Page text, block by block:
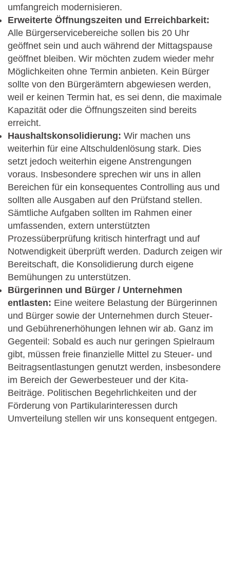
umfangreich modernisieren.
Erweiterte Öffnungszeiten und Erreichbarkeit:
Alle Bürgerservicebereiche sollen bis 20 Uhr
geöffnet sein und auch während der Mittagspause
geöffnet bleiben. Wir möchten zudem wieder mehr
Möglichkeiten ohne Termin anbieten. Kein Bürger
sollte von den Bürgerämtern abgewiesen werden,
weil er keinen Termin hat, es sei denn, die maximale
Kapazität oder die Öffnungszeiten sind bereits
erreicht.
Haushaltskonsolidierung: Wir machen uns
weiterhin für eine Altschuldenlösung stark. Dies
setzt jedoch weiterhin eigene Anstrengungen
voraus. Insbesondere sprechen wir uns in allen
Bereichen für ein konsequentes Controlling aus und
sollten alle Ausgaben auf den Prüfstand stellen.
Sämtliche Aufgaben sollten im Rahmen einer
umfassenden, extern unterstützten
Prozessüberprüfung kritisch hinterfragt und auf
Notwendigkeit überprüft werden. Dadurch zeigen wir
Bereitschaft, die Konsolidierung durch eigene
Bemühungen zu unterstützen.
Bürgerinnen und Bürger / Unternehmen
entlasten: Eine weitere Belastung der Bürgerinnen
und Bürger sowie der Unternehmen durch Steuer-
und Gebührenerhöhungen lehnen wir ab. Ganz im
Gegenteil: Sobald es auch nur geringen Spielraum
gibt, müssen freie finanzielle Mittel zu Steuer- und
Beitragsentlastungen genutzt werden, insbesondere
im Bereich der Gewerbesteuer und der Kita-
Beiträge. Politischen Begehrlichkeiten und der
Förderung von Partikularinteressen durch
Umverteilung stellen wir uns konsequent entgegen.